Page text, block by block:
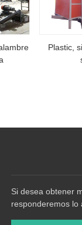
Plastic,
Si desea obtener
responderemos lo